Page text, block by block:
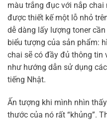
màu trắng đục với nắp
được thiết kế một lỗ nhỏ
dễ dàng lấy lượng toner
biểu tượng của sản phẩm:
chai sẽ có đầy đủ thông tin
như hướng dẫn sử dụng
tiếng Nhật.
Ấn tượng khi mình nhìn
thước của nó rất “khủng”.